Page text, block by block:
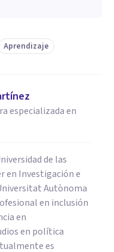
Aprendizaje
especializada en
de las
en Investigación e
Autònoma
en inclusión
en
en política
es